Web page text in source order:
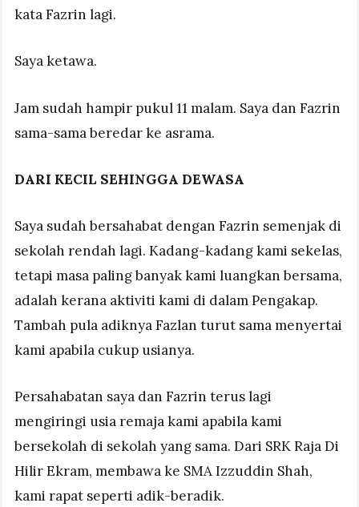
kata Fazrin lagi.
Saya ketawa.
Jam sudah hampir pukul 11 malam. Saya dan Fazrin
sama-sama beredar ke asrama.
DARI KECIL SEHINGGA DEWASA
Saya sudah bersahabat dengan Fazrin semenjak di
sekolah rendah lagi. Kadang-kadang kami sekelas,
tetapi masa paling banyak kami luangkan bersama,
adalah kerana aktiviti kami di dalam Pengakap.
Tambah pula adiknya Fazlan turut sama menyertai
kami apabila cukup usianya.
Persahabatan saya dan Fazrin terus lagi
mengiringi usia remaja kami apabila kami
bersekolah di sekolah yang sama. Dari SRK Raja Di
Hilir Ekram, membawa ke SMA Izzuddin Shah,
kami rapat seperti adik-beradik.